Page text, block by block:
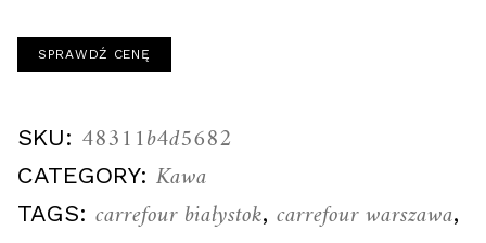
SPRAWDŹ CENĘ
SKU: 48311b4d5682
CATEGORY: Kawa
TAGS: carrefour białystok, carrefour warszawa,